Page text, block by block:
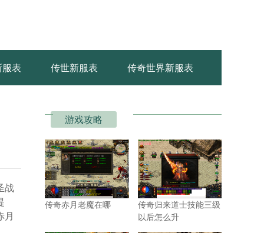
表 传世新服表 传奇世界新服表
战
月
游戏攻略
传奇赤月老魔在哪
传奇归来道士技能三级
以后怎么升